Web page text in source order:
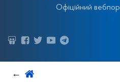
Офіційний